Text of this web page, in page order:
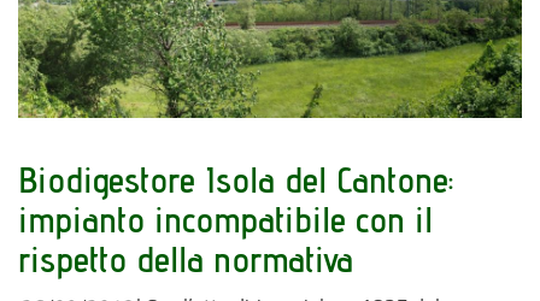
Biodigestore Isola del Cantone:
impianto incompatibile con il
rispetto della normativa